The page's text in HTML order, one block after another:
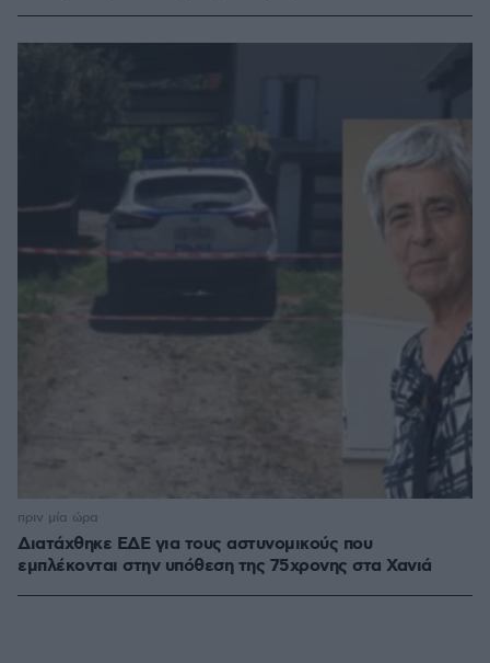
Διατάχθηκε ΕΔΕ για τους αστυνομικούς που
εμπλέκονται στην υπόθεση της 75χρονης στα Χανιά
πριν μία ώρα